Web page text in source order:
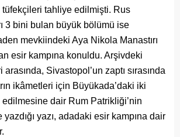
tüfekçileri tahliye edilmişti. Rus
3 bini bulan büyük bölümü ise
mevkiindeki Aya Nikola Manastırı
esir kampına konuldu. Arşivdeki
Sivastopol’un zaptı sırasında
ikâmetleri için Büyükada’daki iki
edilmesine dair Rum Patrikliği’nin
yazı, adadaki esir kampına dair